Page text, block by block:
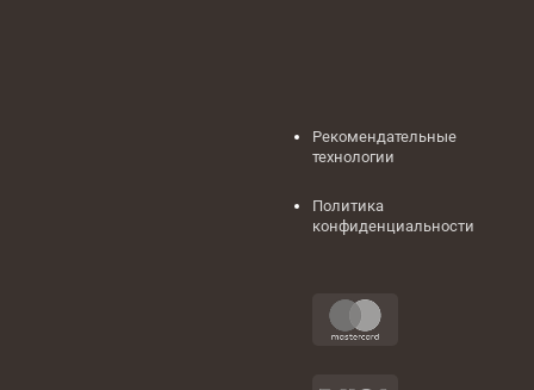
Рекомендательные
технологии
Политика
конфиденциальности